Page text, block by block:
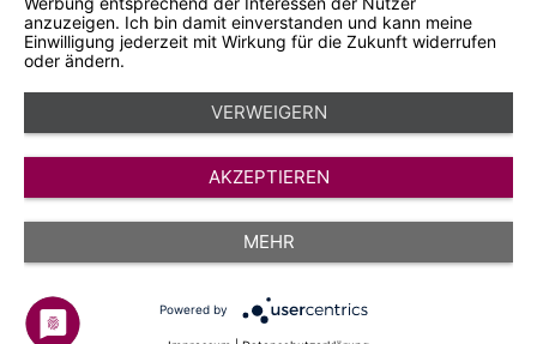
anzuzeigen. Ich bin damit einverstanden und kann meine
Einwilligung jederzeit mit Wirkung für die Zukunft widerrufen
oder ändern.
VERWEIGERN
AKZEPTIEREN
MEHR
Powered by